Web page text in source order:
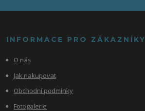
INFORMACE PRO ZÁKAZNÍKY
O nás
Jak nakupovat
Obchodní podmínky
Fotogalerie